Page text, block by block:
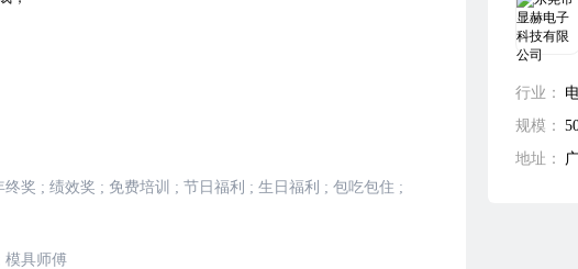
终奖 ; 绩效奖 ; 免费培训 ; 节日福利 ; 生日福利 ; 包吃包住 ;
模具师傅
行业：
规模：
地址：